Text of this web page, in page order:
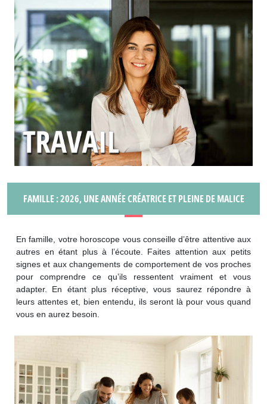
FAMILLE : 2026, UNE ANNÉE CRÉATRICE ET PLEINE DE MALICE
En famille, votre horoscope vous conseille d’être attentive aux
autres en étant plus à l’écoute. Faites attention aux petits
signes et aux changements de comportement de vos proches
pour comprendre ce qu’ils ressentent vraiment et vous
adapter. En étant plus réceptive, vous saurez répondre à
leurs attentes et, bien entendu, ils seront là pour vous quand
vous en aurez besoin.